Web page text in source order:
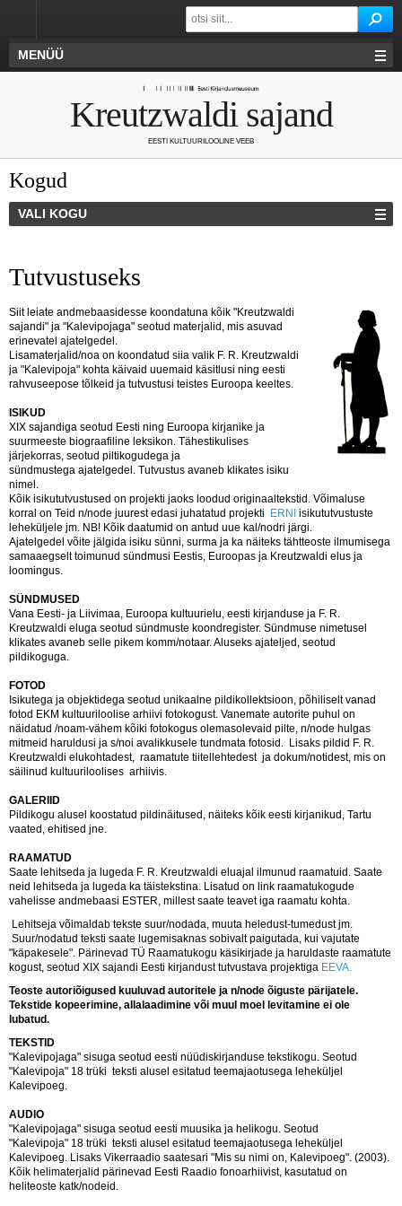
MENÜÜ
Kreutzwaldi sajand
EESTI KULTUURILOOLINE VEEB
Kogud
VALI KOGU
Tutvustuseks
Siit leiate andmebaasidesse koondatuna kõik "Kreutzwaldi
sajandi" ja "Kalevipojaga" seotud materjalid, mis asuvad
erinevatel ajatelgedel.
Lisamaterjalid/noa on koondatud siia valik F. R. Kreutzwaldi
ja "Kalevipoja" kohta käivaid uuemaid käsitlusi ning eesti
rahvuseepose tõlkeid ja tutvustusi teistes Euroopa keeltes.
ISIKUD
XIX sajandiga seotud Eesti ning Euroopa kirjanike ja
suurmeeste biograafiline leksikon. Tähestikulises
järjekorras, seotud piltikogudega ja
sündmustega ajatelgedel. Tutvustus avaneb klikates isiku
nimel.
Kõik isikututvustused on projekti jaoks loodud originaaltekstid. Võimaluse
korral on Teid n/node juurest edasi juhatatud projekti
ERNI isikututvustuste
leheküljele jm. NB! Kõik daatumid on antud uue kal/nodri järgi.
Ajatelgedel võite jälgida isiku sünni, surma ja ka näiteks tähtteoste ilmumisega
samaaegselt toimunud sündmusi Eestis, Euroopas ja Kreutzwaldi elus ja
loomingus.
SÜNDMUSED
Vana Eesti- ja Liivimaa, Euroopa kultuurielu, eesti kirjanduse ja F. R.
Kreutzwaldi eluga seotud sündmuste koondregister. Sündmuse nimetusel
klikates avaneb selle pikem komm/notaar. Aluseks ajateljed, seotud
pildikoguga.
FOTOD
Isikutega ja objektidega seotud unikaalne pildikollektsioon, põhiliselt vanad
fotod EKM kultuuriloolise arhiivi fotokogust. Vanemate autorite puhul on
näidatud /noam-vähem kõiki fotokogus olemasolevaid pilte, n/node hulgas
mitmeid haruldusi ja s/noi avalikkusele tundmata fotosid. Lisaks pildid F. R.
Kreutzwaldi elukohtadest, raamatute tiitellehtedest ja dokum/notidest, mis on
säilinud kultuuriloolises arhiivis.
GALERIID
Pildikogu alusel koostatud pildinäitused, näiteks kõik eesti kirjanikud, Tartu
vaated, ehitised jne.
RAAMATUD
Saate lehitseda ja lugeda F. R. Kreutzwaldi eluajal ilmunud raamatuid. Saate
neid lehitseda ja lugeda ka täistekstina. Lisatud on link raamatukogude
vahelisse andmebaasi ESTER, millest saate teavet iga raamatu kohta.
Lehitseja võimaldab tekste suur/nodada, muuta heledust-tumedust jm.
Suur/nodatud teksti saate lugemisaknas sobivalt paigutada, kui vajutate
"käpakesele". Pärinevad TÜ Raamatukogu käsikirjade ja haruldaste raamatute
kogust, seotud XIX sajandi Eesti kirjandust tutvustava projektiga EEVA.
Teoste autoriõigused kuuluvad autoritele ja n/node õiguste pärijatele.
Tekstide kopeerimine, allalaadimine või muul moel levitamine ei ole
lubatud.
TEKSTID
"Kalevipojaga" sisuga seotud eesti nüüdiskirjanduse tekstikogu. Seotud
"Kalevipoja" 18 trüki teksti alusel esitatud teemajaotusega leheküljel
Kalevipoeg.
AUDIO
"Kalevipojaga" sisuga seotud eesti muusika ja helikogu. Seotud
"Kalevipoja" 18 trüki teksti alusel esitatud teemajaotusega leheküljel
Kalevipoeg. Lisaks Vikerraadio saatesari "Mis su nimi on, Kalevipoeg". (2003).
Kõik helimaterjalid pärinevad Eesti Raadio fonoarhiivist, kasutatud on
heliteoste katk/nodeid.